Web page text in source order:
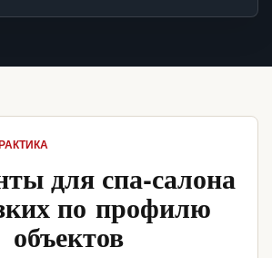
для спа-салона
по профилю
объектов